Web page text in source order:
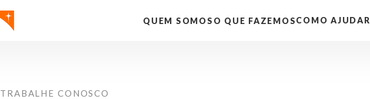
QUEM SOMOS O QUE FAZEMOSCOMO AJUDAR
TRABALHE CONOSCO